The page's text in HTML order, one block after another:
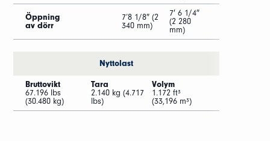
Öppning
av dörr
7’8 1/8″ (2
340 mm)
7′ 6 1/4″
(2 280
mm)
Nyttolast
Bruttovikt
67.196 lbs
(30.480 kg)
Tara
2.140 kg (4.717
lbs)
Volym
1.172 ft³
(33,196 m³)